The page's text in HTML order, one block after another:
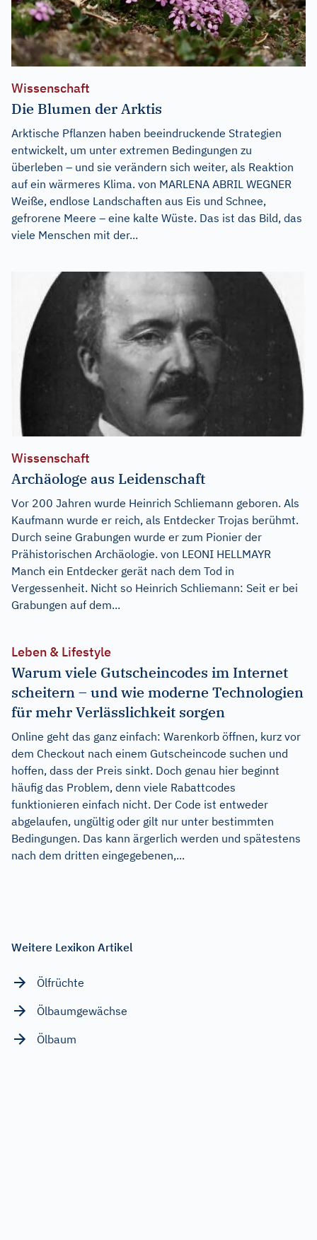
Wissenschaft
Die Blumen der Arktis
Arktische Pflanzen haben beeindruckende Strategien
entwickelt, um unter extremen Bedingungen zu
überleben – und sie verändern sich weiter, als Reaktion
auf ein wärmeres Klima. von MARLENA ABRIL WEGNER
Weiße, endlose Landschaften aus Eis und Schnee,
gefrorene Meere – eine kalte Wüste. Das ist das Bild, das
viele Menschen mit der...
Wissenschaft
Archäologe aus Leidenschaft
Vor 200 Jahren wurde Heinrich Schliemann geboren. Als
Kaufmann wurde er reich, als Entdecker Trojas berühmt.
Durch seine Grabungen wurde er zum Pionier der
Prähistorischen Archäologie. von LEONI HELLMAYR
Manch ein Entdecker gerät nach dem Tod in
Vergessenheit. Nicht so Heinrich Schliemann: Seit er bei
Grabungen auf dem...
Leben & Lifestyle
Warum viele Gutscheincodes im Internet
scheitern – und wie moderne Technologien
für mehr Verlässlichkeit sorgen
Online geht das ganz einfach: Warenkorb öffnen, kurz vor
dem Checkout nach einem Gutscheincode suchen und
hoffen, dass der Preis sinkt. Doch genau hier beginnt
häufig das Problem, denn viele Rabattcodes
funktionieren einfach nicht. Der Code ist entweder
abgelaufen, ungültig oder gilt nur unter bestimmten
Bedingungen. Das kann ärgerlich werden und spätestens
nach dem dritten eingegebenen,...
Weitere Lexikon Artikel
Ölfrüchte
Ölbaumgewächse
Ölbaum